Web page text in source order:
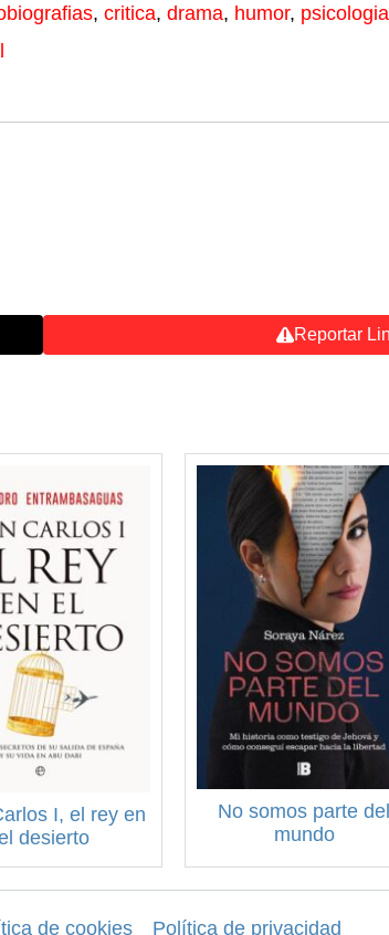
, critica, drama, humor, psicologia
Reportar
I, el rey en
desierto
No somos parte del
mundo
de cookies Política de privacidad